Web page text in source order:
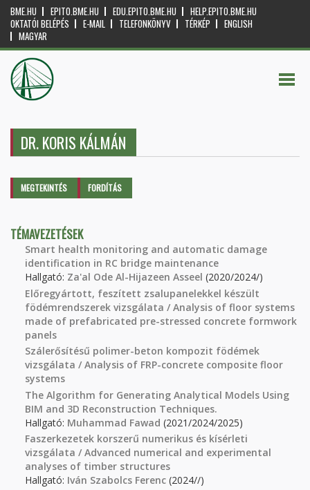
BME.HU EPITO.BME.HU EDU.EPITO.BME.HU
HELP.EPITO.BME.HU
OKTATÓI BELÉPÉS
E-MAIL TELEFONKÖNYV TÉRKÉP
ENGLISH
MAGYAR
DR. KORIS KÁLMÁN
Elsődleges fülek
MEGTEKINTÉS (AKTÍVFORDÍTÁS
TÉMAVEZETÉSEK
Smart health monitoring and automatic damage
identification in RC bridge maintenance
Hallgató: Za'al Ode Al-Hijazeen Asseel (2020/2024/)
Előregyártott, feszített zsalupanelekkel készült
födémrendszerek vizsgálata / Analysis of floor systems
made of prefabricated pre-stressed concrete formwork
panels
Szálerősítésű polimer-beton kompozit födémek
vizsgálata / Analysis of FRP-concrete composite floor
systems
The Algorithm for Generating Analytical Models Using
BIM and 3D Reconstruction Techniques.
Hallgató: Muhammad Fawad (2021/2024/2025)
Faszerkezetek korszerű numerikus és kísérleti
vizsgálata / Advanced numerical and experimental
analyses of timber structures
Hallgató: Iván Szabolcs Ferenc (2024//)